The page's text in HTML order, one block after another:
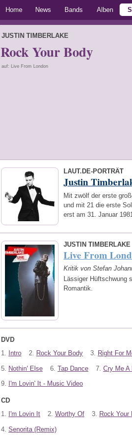
Home News Bands Alben
JUSTIN TIMBERLAKE
Rock Your Body
auf: Live From London
LAUT.DE-PORTRÄT
Justin
Mit zwölf der erste
und mit 21 die erste
erst am 31. Januar
JUSTIN TIMBERLAKE
Live From
Kritik von Stefan
Lässiger Hüftschwung
Romantik.
DVD
1.
Intro 2. Rock Your Body 3. Right For
5. Nothin' Else 6. Tap Dance 7. Cry Me A
9. I'm Lovin' It - Music Video
CD
1. I'm Lovin It 2. Worthy Of 3. Rock Your
4. Senorita (Remix)